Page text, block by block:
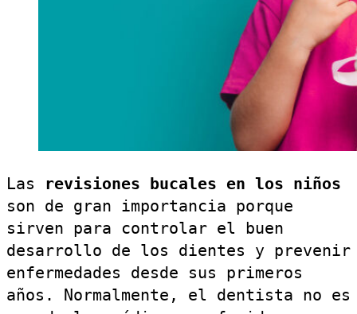
Las revisiones bucales en los niños
son de gran importancia porque
sirven para controlar el buen
desarrollo de los dientes y prevenir
enfermedades desde sus primeros
años. Normalmente, el dentista no es